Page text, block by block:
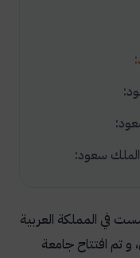
سعود:
في المملكة العربية
تم افتتاح جامعة